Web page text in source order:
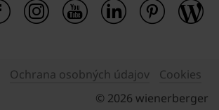
Ochrana osobných údajov
Cookies
© 2026 wienerberger